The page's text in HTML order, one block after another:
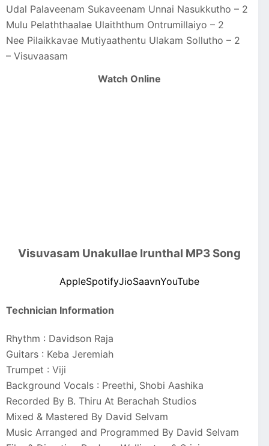
Udal Palaveenam Sukaveenam Unnai Nasukkutho – 2
Mulu Pelaththaalae Ulaiththum Ontrumillaiyo – 2
Nee Pilaikkavae Mutiyaathentu Ulakam Sollutho – 2
– Visuvaasam
Watch Online
Visuvasam Unakullae Irunthal MP3 Song
AppleSpotifyJioSaavnYouTube
Technician Information
Rhythm : Davidson Raja
Guitars : Keba Jeremiah
Trumpet : Viji
Background Vocals : Preethi, Shobi Aashika
Recorded By B. Thiru At Berachah Studios
Mixed & Mastered By David Selvam
Music Arranged and Programmed By David Selvam